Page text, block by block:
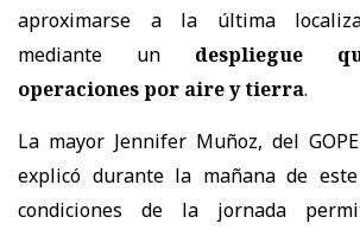
aproximarse a la última
mediante un despliegue
operaciones por aire y tierra.
La mayor Jennifer Muñoz, del
explicó durante la mañana de
condiciones de la jornada